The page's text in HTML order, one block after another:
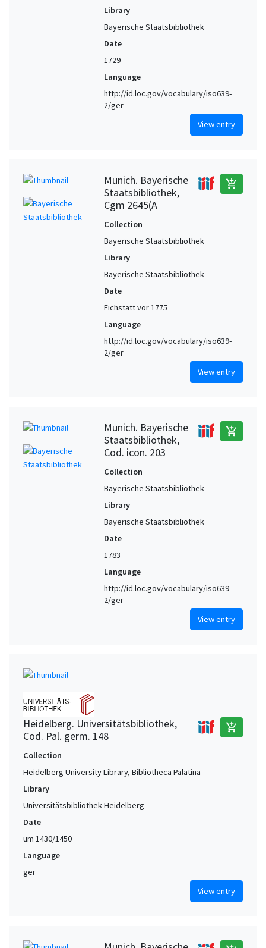
Library
Bayerische Staatsbibliothek
Date
1729
Language
http://id.loc.gov/vocabulary/iso639-
2/ger
View entry
Munich. Bayerische
Staatsbibliothek,
Cgm 2645(A
add_shopping_cart
Collection
Bayerische Staatsbibliothek
Library
Bayerische Staatsbibliothek
Date
Eichstätt vor 1775
Language
http://id.loc.gov/vocabulary/iso639-
2/ger
View entry
Munich. Bayerische
Staatsbibliothek,
Cod. icon. 203
add_shopping_cart
Collection
Bayerische Staatsbibliothek
Library
Bayerische Staatsbibliothek
Date
1783
Language
http://id.loc.gov/vocabulary/iso639-
2/ger
View entry
Heidelberg. Universitätsbibliothek,
Cod. Pal. germ. 148
add_shopping_cart
Collection
Heidelberg University Library, Bibliotheca Palatina
Library
Universitätsbibliothek Heidelberg
Date
um 1430/1450
Language
ger
View entry